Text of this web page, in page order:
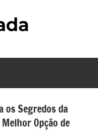
os Segredos da
Opção de